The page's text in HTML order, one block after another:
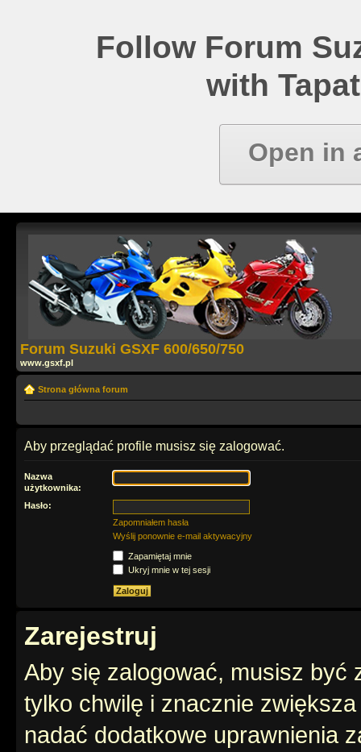
Follow Forum
with
Open in
Forum Suzuki GSXF 600/650/750
www.gsxf.pl
Strona główna forum
Aby przeglądać profile musisz się zalogować.
Nazwa
użytkownika:
Hasło:
Zapomniałem hasła
Wyślij ponownie e-mail aktywacyjny
Zapamiętaj mnie
Ukryj mnie w tej sesji
Zarejestruj
Aby się zalogować, musisz być
tylko chwilę i znacznie
nadać dodatkowe uprawnienia